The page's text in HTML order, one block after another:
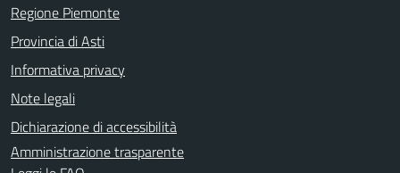
Regione Piemonte
Provincia di Asti
Informativa privacy
Note legali
Dichiarazione di accessibilità
Amministrazione trasparente